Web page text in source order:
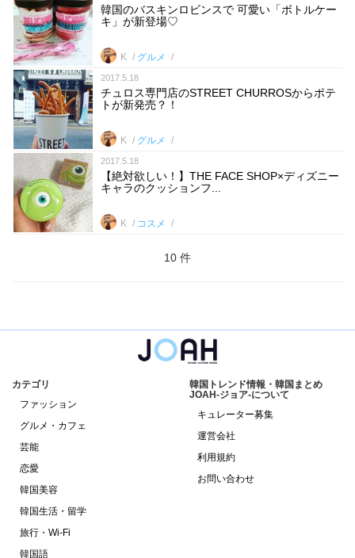
韓国のバスキンロビンスで 可愛い「ボトルケー
キ」が新登場♡
K グルメ
2017.5.18
チュロス専門店のSTREET CHURROSからポテ
トが新発売？！
K グルメ
2017.5.18
【絶対欲しい！】THE FACE SHOP×ディズニー
キャラのクッションフ...
K コスメ
10 件
カテゴリ
ファッション
グルメ・カフェ
芸能
恋愛
韓国美容
韓国生活・留学
旅行・Wi-Fi
韓国語
韓国トレンド情報・韓国まとめ
JOAH-ジョア-について
キュレーター募集
運営会社
利用規約
お問い合わせ